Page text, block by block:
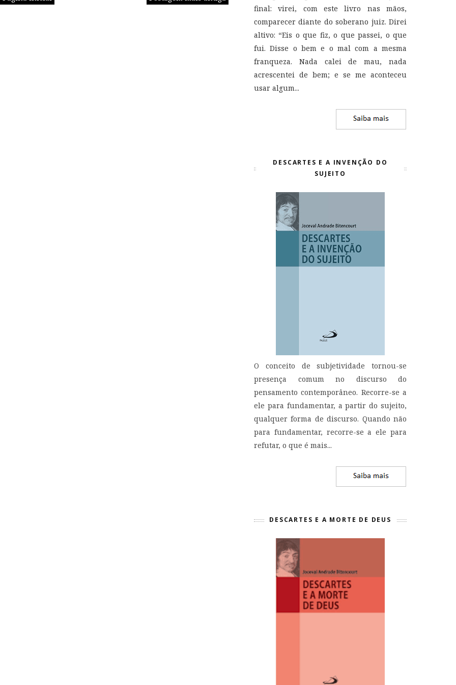
final: virei, com este livro nas mãos,
comparecer diante do soberano juiz. Direi
altivo: “Eis o que fiz, o que passei, o que
fui. Disse o bem e o mal com a mesma
franqueza. Nada calei de mau, nada
acrescentei de bem; e se me aconteceu
usar algum...
DESCARTES E A INVENÇÃO DO
SUJEITO
O conceito de subjetividade tornou-se
presença comum no discurso do
pensamento contemporâneo. Recorre-se a
ele para fundamentar, a partir do sujeito,
qualquer forma de discurso. Quando não
para fundamentar, recorre-se a ele para
refutar, o que é mais...
DESCARTES E A MORTE DE DEUS